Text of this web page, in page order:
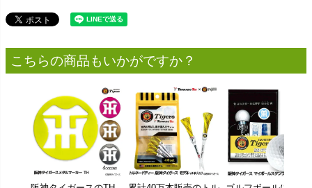
こちらの商品もいかがですか？